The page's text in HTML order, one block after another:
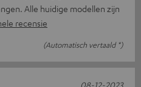
Alle huidige modellen zijn
recensie
(Automatisch vertaald *)
08-12-2023